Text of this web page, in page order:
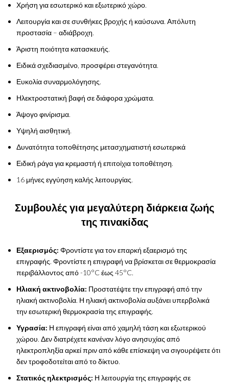
Χρήση για εσωτερικό και εξωτερικό χώρο.
Λειτουργία και σε συνθήκες βροχής ή καύσωνα. Απόλυτη
προστασία – αδιάβροχη.
Άριστη ποιότητα κατασκευής.
Ειδικά σχεδιασμένο, προσφέρει στεγανότητα.
Ευκολία συναρμολόγησης.
Ηλεκτροστατική βαφή σε διάφορα χρώματα.
Άψογο φινίρισμα.
Υψηλή αισθητική.
Δυνατότητα τοποθέτησης μετασχηματιστή εσωτερικά
Ειδική ράγα για κρεμαστή ή επιτοίχια τοποθέτηση.
16 μήνες εγγύηση καλής λειτουργίας.
Συμβουλές για μεγαλύτερη διάρκεια ζωής
της πινακίδας
Εξαερισμός: Φροντίστε για τον επαρκή εξαερισμό της
επιγραφής. Φροντίστε η επιγραφή να βρίσκεται σε θερμοκρασία
περιβάλλοντος από -10°C έως 45°C.
Ηλιακή ακτινοβολία: Προστατέψτε την επιγραφή από την
ηλιακή ακτινοβολία. Η ηλιακή ακτινοβολία αυξάνει υπερβολικά
την εσωτερική θερμοκρασία της επιγραφής.
Υγρασία: Η επιγραφή είναι από χαμηλή τάση και εξωτερικού
χώρου. Δεν διατρέχετε κανέναν λόγο ανησυχίας από
ηλεκτροπληξία αρκεί πριν από κάθε επίσκεψη να σιγουρέψετε ότι
δεν τροφοδοτείται από το δίκτυο.
Στατικός ηλεκτρισμός: Η λειτουργία της επιγραφής σε